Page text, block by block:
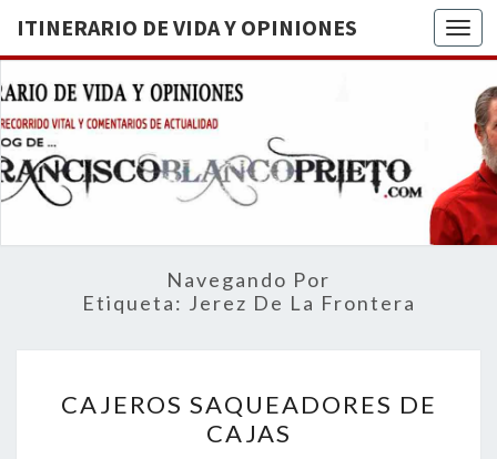
ITINERARIO DE VIDA Y OPINIONES
DE
BREVE
RECORRIDO
VITAL Y
ACTUALIDAD
Navegando Por
Etiqueta: Jerez De La Frontera
SAQUEADORES
DE
CAJEROS SAQUEADORES DE
CAJAS